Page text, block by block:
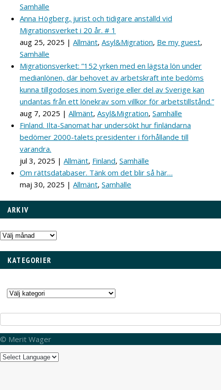
Samhälle
Anna Högberg, jurist och tidigare anställd vid
Migrationsverket i 20 år. # 1
aug 25, 2025 | Allmänt, Asyl&Migration, Be my guest,
Samhälle
Migrationsverket: ”152 yrken med en lägsta lön under
medianlönen, där behovet av arbetskraft inte bedöms
kunna tillgodoses inom Sverige eller del av Sverige kan
undantas från ett lönekrav som villkor för arbetstillstånd.”
aug 7, 2025 | Allmänt, Asyl&Migration, Samhälle
Finland. Ilta-Sanomat har undersökt hur finländarna
bedömer 2000-talets presidenter i förhållande till
varandra.
jul 3, 2025 | Allmänt, Finland, Samhälle
Om rättsdatabaser. Tänk om det blir så här…
maj 30, 2025 | Allmänt, Samhälle
ARKIV
Arkiv
KATEGORIER
Kategorier
© Merit Wager